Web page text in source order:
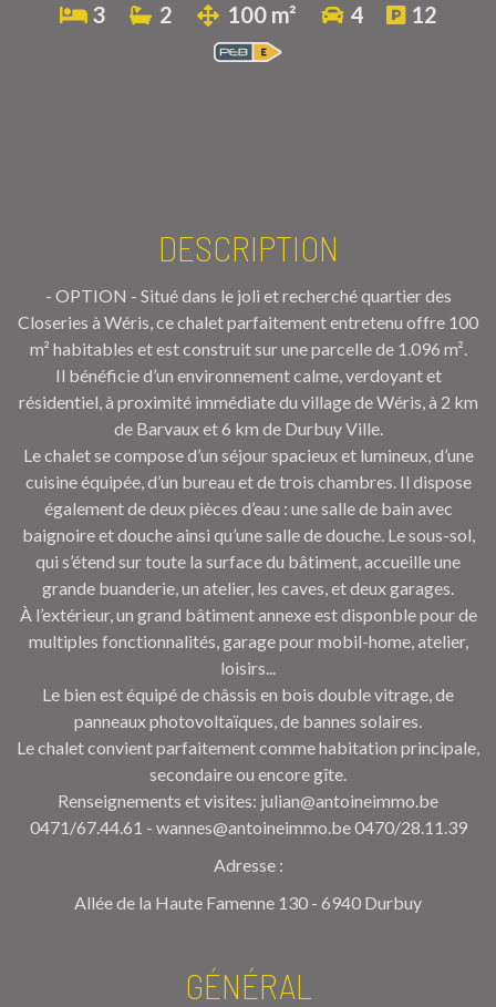
3 2 100 m² 4 12
DESCRIPTION
- OPTION - Situé dans le joli et recherché quartier des
Closeries à Wéris, ce chalet parfaitement entretenu offre 100
m² habitables et est construit sur une parcelle de 1.096 m².
Il bénéficie d’un environnement calme, verdoyant et
résidentiel, à proximité immédiate du village de Wéris, à 2 km
de Barvaux et 6 km de Durbuy Ville.
Le chalet se compose d’un séjour spacieux et lumineux, d’une
cuisine équipée, d’un bureau et de trois chambres. Il dispose
également de deux pièces d’eau : une salle de bain avec
baignoire et douche ainsi qu’une salle de douche. Le sous-sol,
qui s’étend sur toute la surface du bâtiment, accueille une
grande buanderie, un atelier, les caves, et deux garages.
À l’extérieur, un grand bâtiment annexe est disponble pour de
multiples fonctionnalités, garage pour mobil-home, atelier,
loisirs...
Le bien est équipé de châssis en bois double vitrage, de
panneaux photovoltaïques, de bannes solaires.
Le chalet convient parfaitement comme habitation principale,
secondaire ou encore gîte.
Renseignements et visites: julian@antoineimmo.be
0471/67.44.61 - wannes@antoineimmo.be 0470/28.11.39
Adresse :
Allée de la Haute Famenne 130 - 6940 Durbuy
GÉNÉRAL